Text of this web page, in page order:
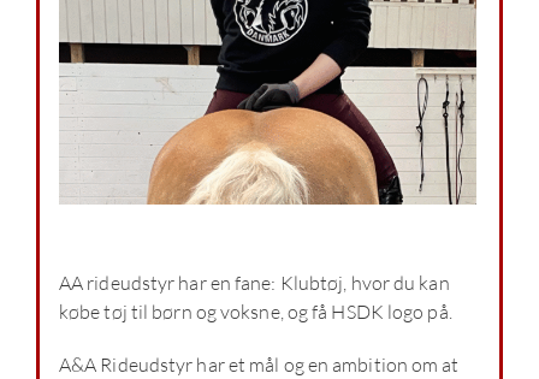
AA rideudstyr har en fane: Klubtøj, hvor du kan
købe tøj til børn og voksne, og få HSDK logo på.
A&A Rideudstyr har et mål og en ambition om at